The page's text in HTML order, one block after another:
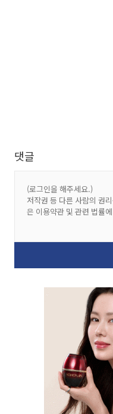
댓글